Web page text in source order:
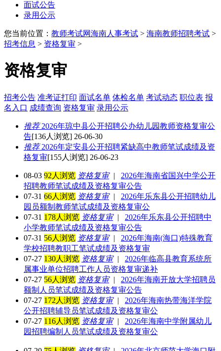
面试公告
录用公示
您当前位置： 教师考试网海南人事考试 > 海南教师招聘考试 >
招考信息 > 资格复审 >
资格复审
招考公告 准考证打印 面试名单 体检名单 考试动态 职位表 报
名入口 成绩查询 资格复审 录用公示
推荐2026年琼中县公开招聘公办幼儿园教师资格复审公
告[136人浏览] 26-06-30
推荐2026年定安县公开招聘紧缺高中教师笔试成绩及资
格复审[155人浏览] 26-06-23
08-03 92人浏览 资格复审|
2026年海南省国兴中学公开
招聘教师笔试成绩及资格复审公告
07-31 66人浏览 资格复审|
2026年乐东县公开招聘幼儿
园员额制教师笔试成绩及资格复审公
07-31 178人浏览 资格复审|
2026年乐东县公开招聘中
小学教师笔试成绩及资格复审公告
07-31 56人浏览 资格复审|
2026年海南(海口)特殊教育
学校招聘教职工笔试成绩及资格复审
07-27 130人浏览 资格复审|
2026年临高县教育系统所
属事业单位招聘工作人员资格复审递补
07-27 56人浏览 资格复审|
2026年海南开放大学招聘员
额制人员笔试成绩及资格复审公告
07-27 172人浏览 资格复审|
2026年海南热带海洋学院
公开招聘辅导员笔试成绩及资格复审公
07-27 116人浏览 资格复审|
2026年海南中学附属幼儿
园招聘编制人员笔试成绩及资格复审公